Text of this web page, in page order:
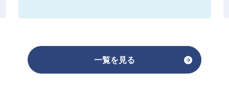
一覧を見る